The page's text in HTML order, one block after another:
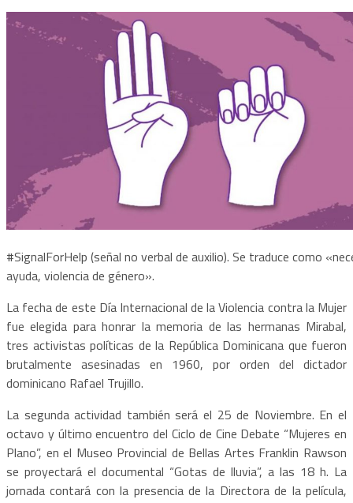
#SignalForHelp (señal no verbal de auxilio). Se traduce como
ayuda, violencia de género».
La fecha de este Día Internacional de la Violencia contra la Mujer
fue elegida para honrar la memoria de las hermanas Mirabal,
tres activistas políticas de la República Dominicana que fueron
brutalmente asesinadas en 1960, por orden del dictador
dominicano Rafael Trujillo.
La segunda actividad también será el 25 de Noviembre. En el
octavo y último encuentro del Ciclo de Cine Debate “Mujeres en
Plano”, en el Museo Provincial de Bellas Artes Franklin Rawson
se proyectará el documental “Gotas de lluvia”, a las 18 h. La
jornada contará con la presencia de la Directora de la película,